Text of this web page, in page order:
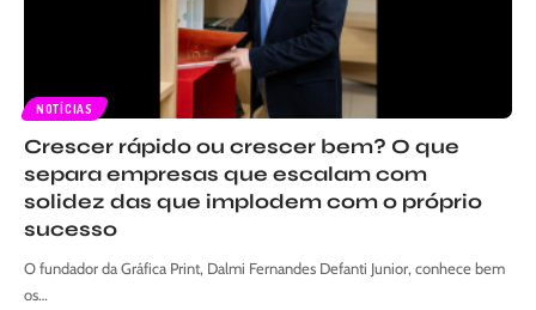
NOTÍCIAS
Crescer rápido ou crescer bem? O que
separa empresas que escalam com
solidez das que implodem com o próprio
sucesso
O fundador da Gráfica Print, Dalmi Fernandes Defanti Junior, conhece bem
os…